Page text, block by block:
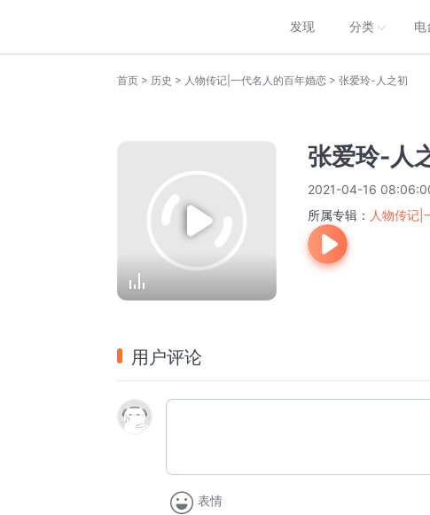
发现 分类 电
首页 > 历史 > 人物传记|一代名人的百年婚恋 > 张爱玲-人之初
张爱玲-人
2021-04-16
所属专辑： 人物传记|
用户评论
表情